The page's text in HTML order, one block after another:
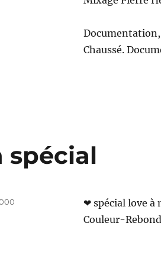
Chaussé.
spécial
❤ spécial love à
Couleur-